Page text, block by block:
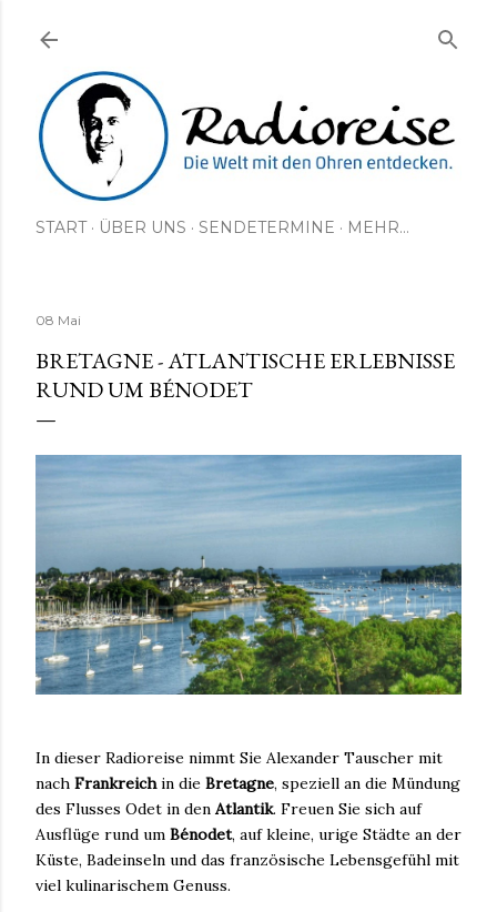
START ÜBER UNS SENDETERMINE MEHR…
08 Mai
BRETAGNE - ATLANTISCHE ERLEBNISSE
RUND UM BÉNODET
In dieser Radioreise nimmt Sie Alexander Tauscher mit
nach Frankreichin die Bretagne, speziell an die Mündung
des Flusses Odet in den Atlantik. Freuen Sie sich auf
Ausflüge rund um Bénodet, auf kleine, urige Städte an der
Küste, Badeinseln und das französische Lebensgefühl mit
viel kulinarischem Genuss.